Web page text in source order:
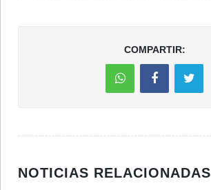
COMPARTIR:
NOTICIAS RELACIONADAS